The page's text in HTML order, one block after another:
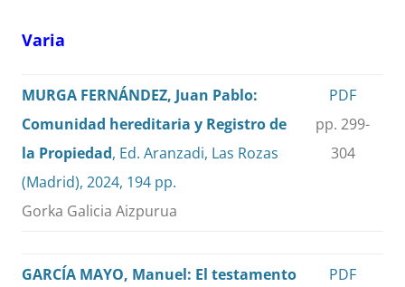
Varia
MURGA FERNÁNDEZ, Juan Pablo:
Comunidad hereditaria y Registro de
la Propiedad, Ed. Aranzadi, Las Rozas
(Madrid), 2024, 194 pp.
Gorka Galicia Aizpurua
PDF
pp. 299-
304
GARCÍA MAYO, Manuel: El testamento PDF